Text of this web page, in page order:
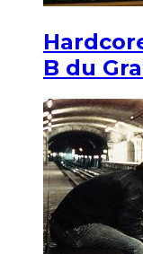
B du